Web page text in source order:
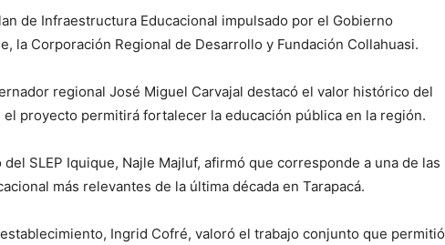
de Infraestructura Educacional impulsado por el Gobierno
la Corporación Regional de Desarrollo y Fundación Collahuasi.
regional José Miguel Carvajal destacó el valor histórico del
proyecto permitirá fortalecer la educación pública en la región.
SLEP Iquique, Najle Majluf, afirmó que corresponde a una de las
más relevantes de la última década en Tarapacá.
Ingrid Cofré, valoró el trabajo conjunto que permitió